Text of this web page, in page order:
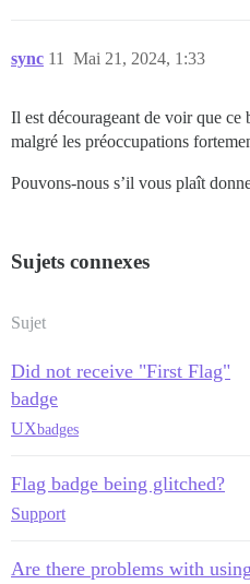
sync Mai 21, 2024, 1:33
11
Il est décourageant de voir que ce
malgré les préoccupations
Pouvons-nous s’il vous plaît
Sujets connexes
Sujet
Did not receive "First Flag"
badge
UXbadges
Flag badge being glitched?
Support
Are there problems with using